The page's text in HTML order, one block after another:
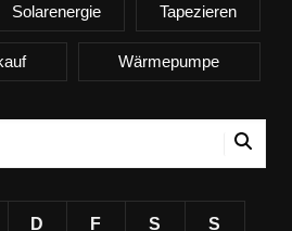
Solarenergie Tapezieren
Wärmepumpe
D F S S